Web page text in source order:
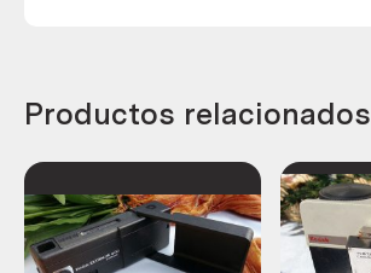
Productos relacionados